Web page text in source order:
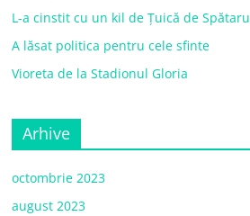
L-a cinstit cu un kil de Țuică de Spătaru
A lăsat politica pentru cele sfinte
Vioreta de la Stadionul Gloria
Arhive
octombrie 2023
august 2023